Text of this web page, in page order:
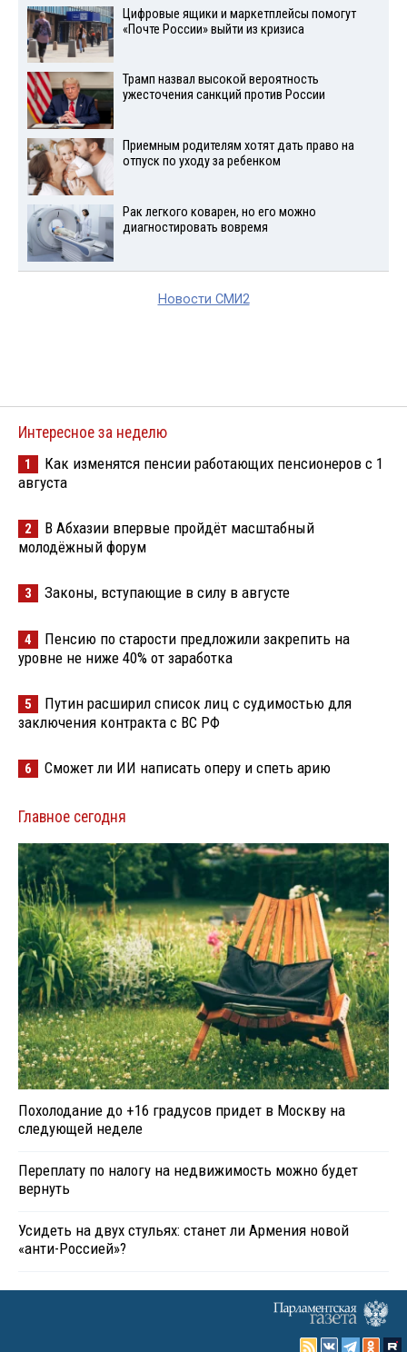
Цифровые ящики и маркетплейсы помогут
«Почте России» выйти из кризиса
Трамп назвал высокой вероятность
ужесточения санкций против России
Приемным родителям хотят дать право на
отпуск по уходу за ребенком
Рак легкого коварен, но его можно
диагностировать вовремя
Новости СМИ2
Интересное за неделю
1
Как изменятся пенсии работающих пенсионеров с 1
августа
2
В Абхазии впервые пройдёт масштабный
молодёжный форум
3 Законы, вступающие в силу в августе
4
Пенсию по старости предложили закрепить на
уровне не ниже 40% от заработка
5
Путин расширил список лиц с судимостью для
заключения контракта с ВС РФ
6 Сможет ли ИИ написать оперу и спеть арию
Главное сегодня
Похолодание до +16 градусов придет в Москву на
следующей неделе
Переплату по налогу на недвижимость можно будет
вернуть
Усидеть на двух стульях: станет ли Армения новой
«анти-Россией»?